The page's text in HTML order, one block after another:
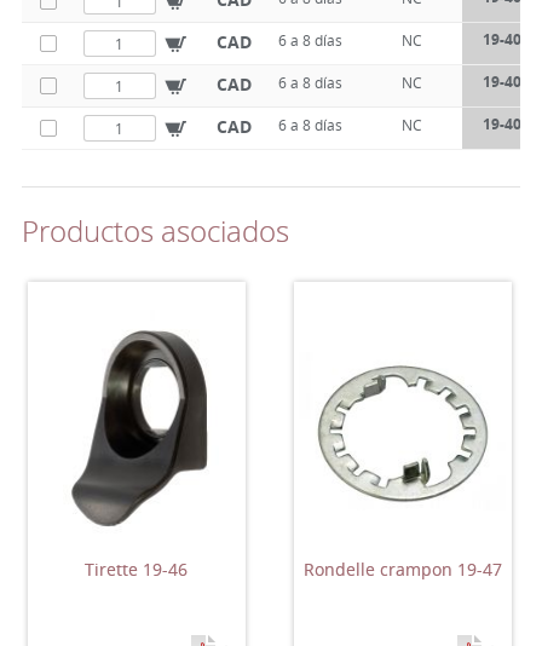
CAD 6 a 8 días NC 19-406-
CAD 6 a 8 días NC 19-406-
CAD 6 a 8 días NC 19-406-
Productos asociados
Tirette 19-46 Rondelle crampon 19-47